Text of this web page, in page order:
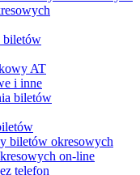
biletów
AT
i inne
biletów
biletów okresowych
on-line
telefon